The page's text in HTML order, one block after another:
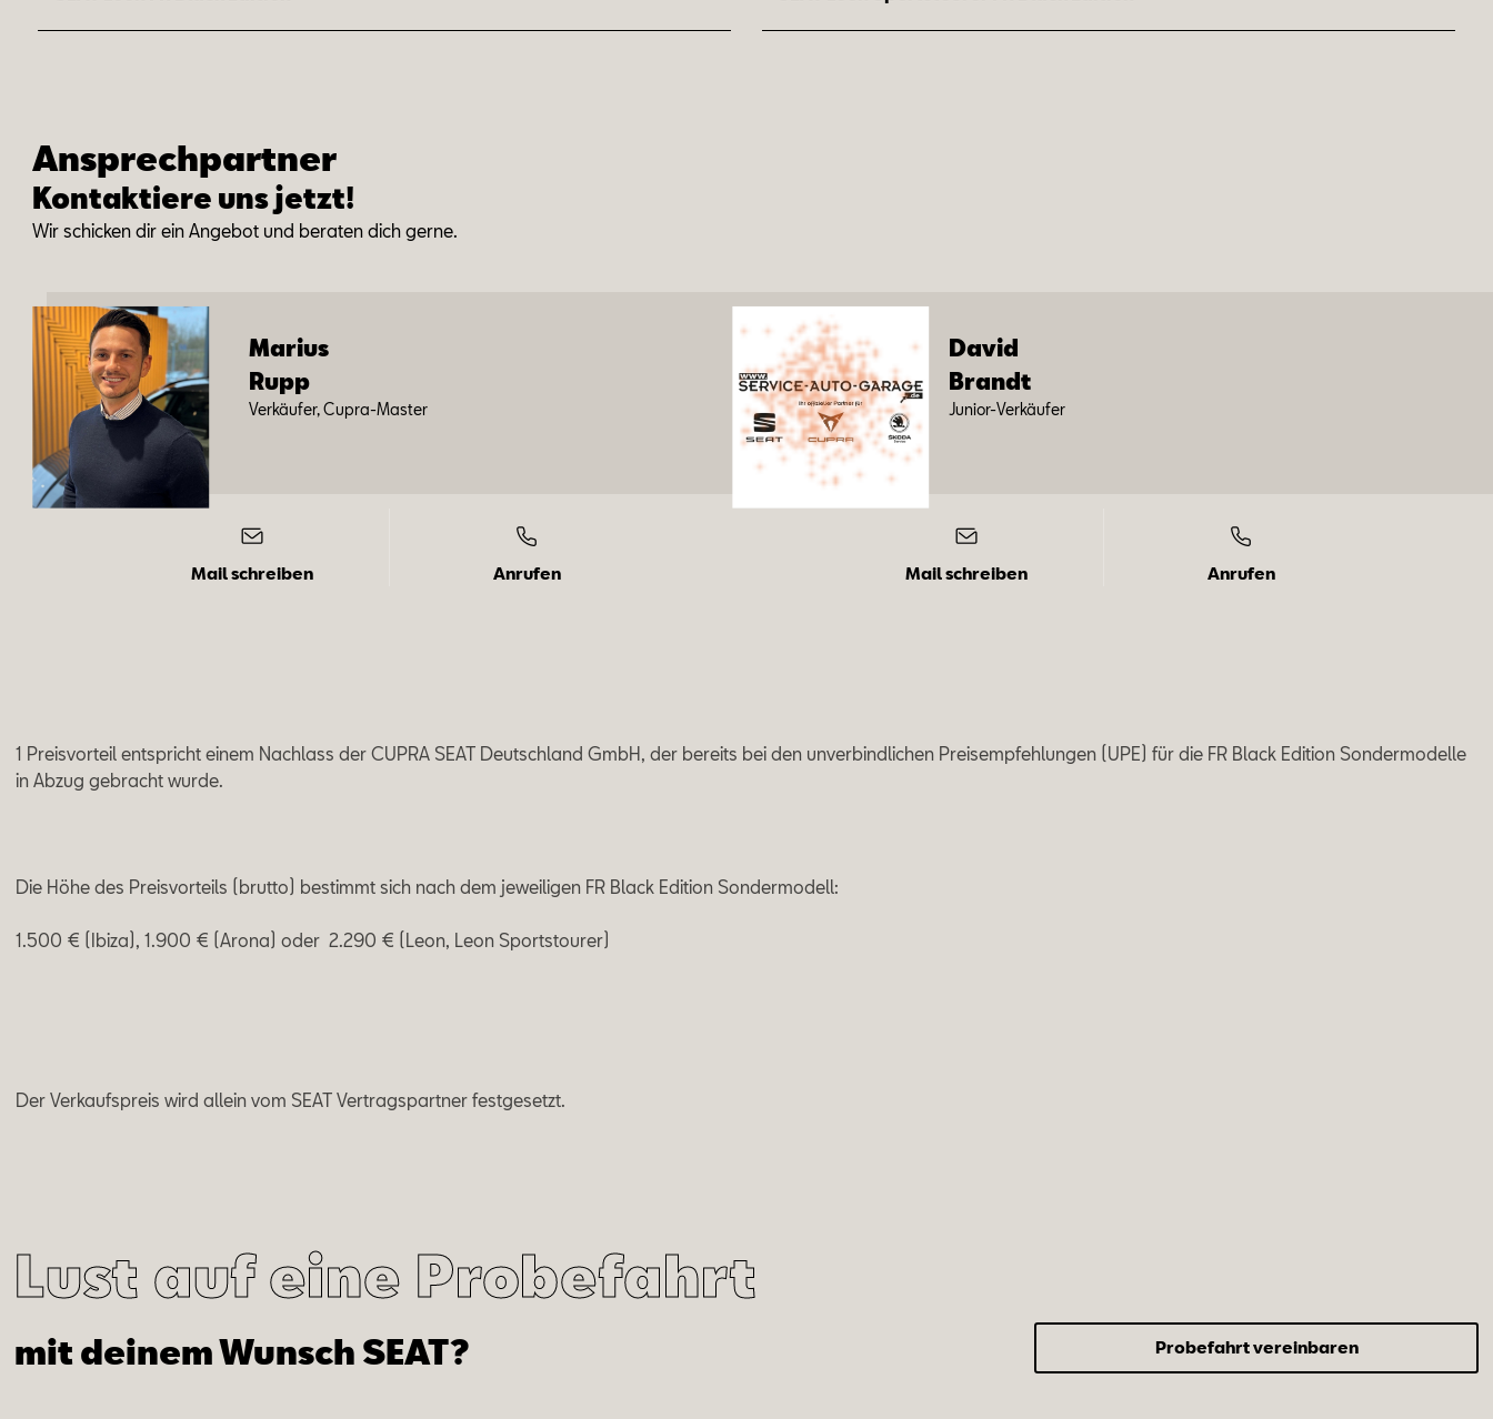
Dein Upgrade zur Serienausstattung des Ibiza FR:
Preisvorteil: 2.290 €1
Dein Upgrade zur Serienausstattung des Arona FR:
Preisvorteil: 2.290 €1
Ansprechpartner
Kontaktiere uns jetzt!
Wir schi­cken dir ein An­ge­bot und be­ra­ten dich ger­ne.
Ma­ri­us
Rupp
Ver­käu­fer, Cup­ra-Mas­ter
Mail schreiben Anrufen
Da­vid
Brandt
Ju­ni­or-Ver­käu­fer
Mail schreiben Anrufen
1 Preisvorteil entspricht einem Nachlass der CUPRA SEAT Deutschland GmbH, der bereits bei den unverbindlichen Preisempfehlungen (UPE) für die FR Black Edition Sondermodelle
in Abzug gebracht wurde.
Die Höhe des Preisvorteils (brutto) bestimmt sich nach dem jeweiligen FR Black Edition Sondermodell:
1.500 € (Ibiza), 1.900 € (Arona) oder 2.290 € (Leon, Leon Sportstourer)
Der Verkaufspreis wird allein vom SEAT Vertragspartner festgesetzt.
Lust auf eine Probefahrt
mit deinem Wunsch SEAT? Probefahrt vereinbaren